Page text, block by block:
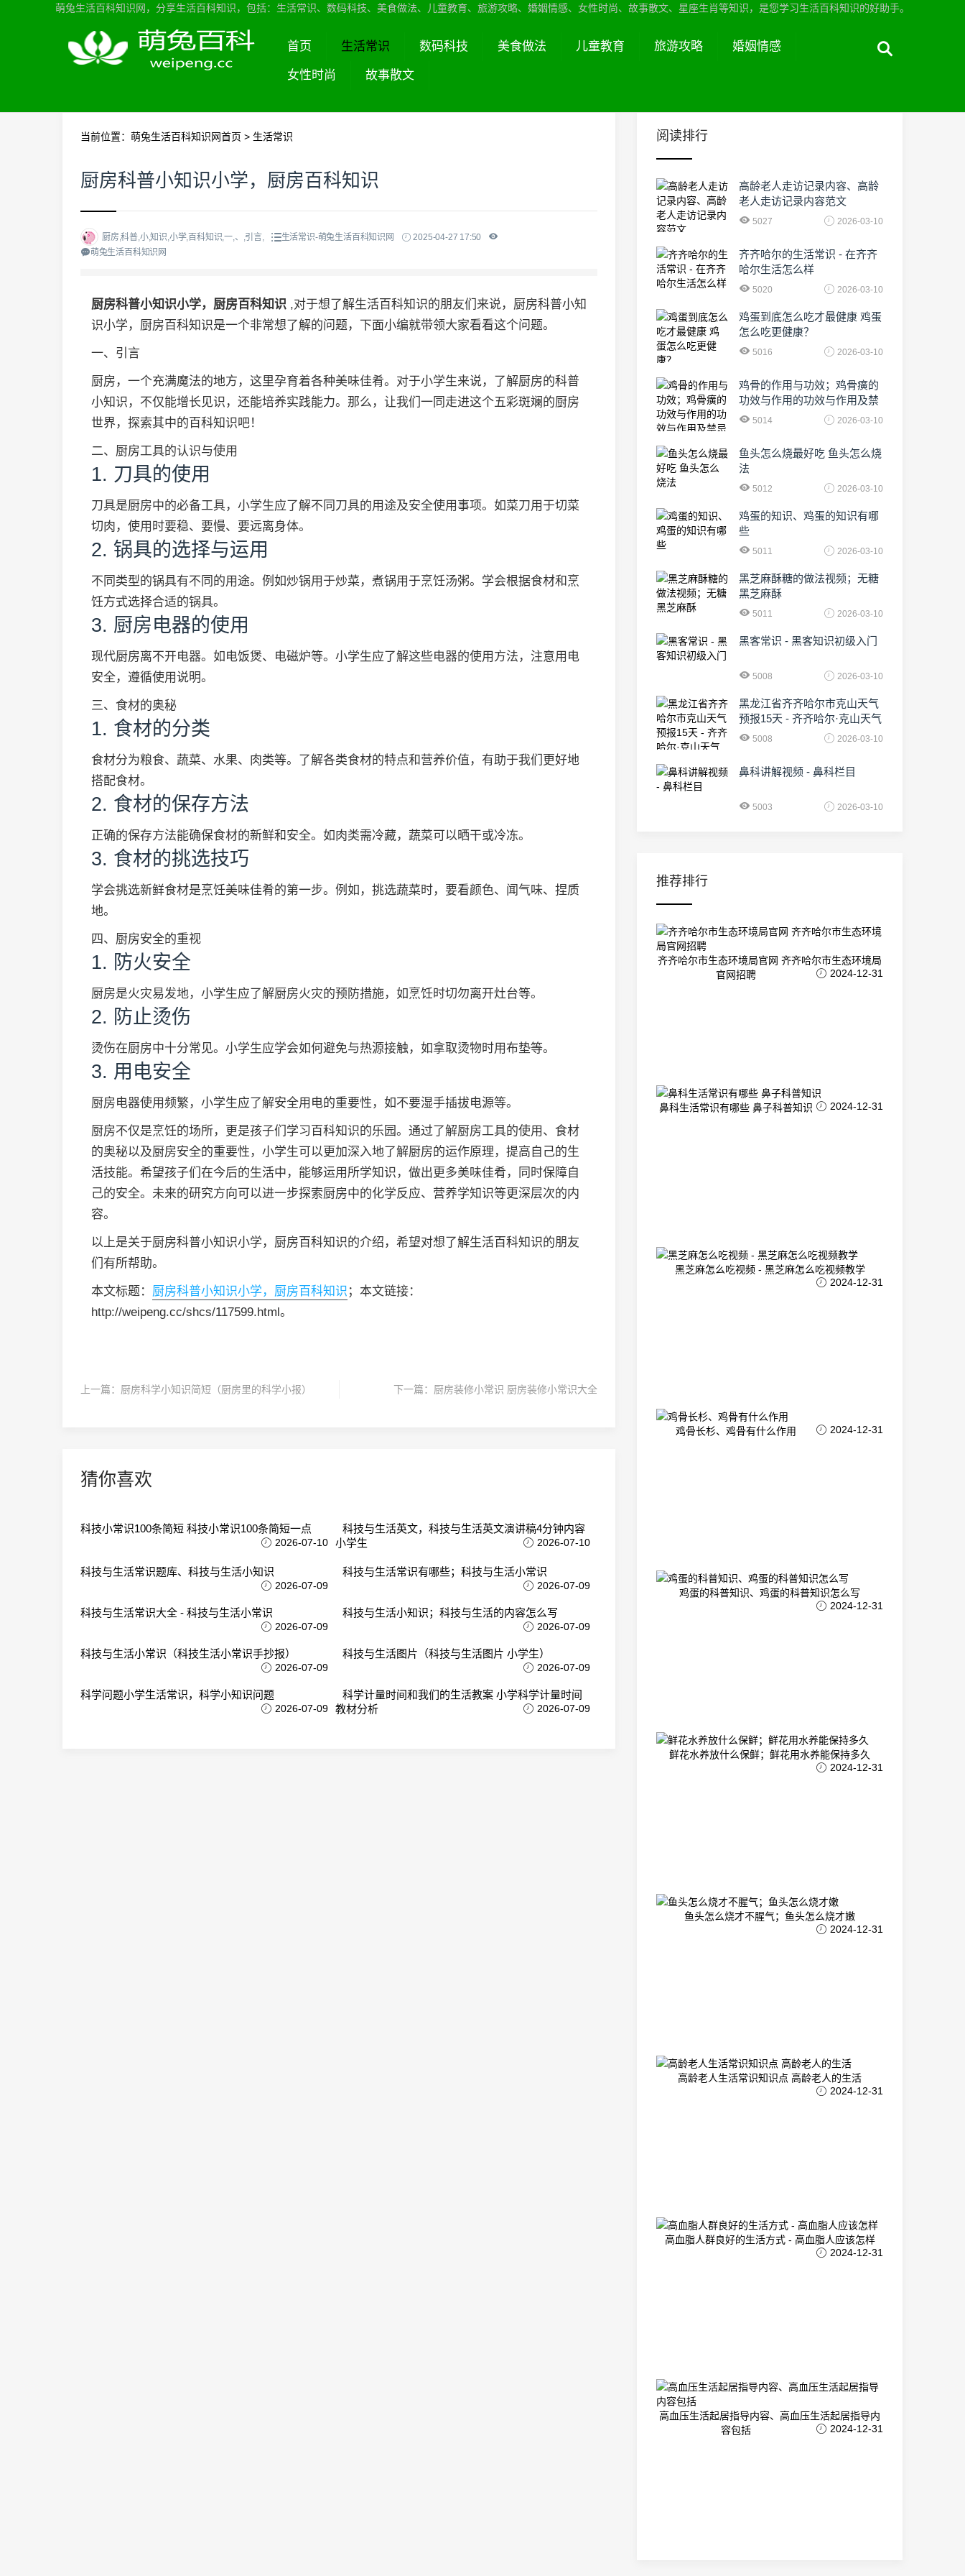
萌兔生活百科知识网，分享生活百科知识，包括：生活常识、数码科技、美食做法、儿童教育、旅游攻略、婚姻情感、女性时尚、故事散文、星座生肖等知识，是您学习生活百科知识的好助手。
首页 生活常识 数码科技 美食做法 儿童教育 旅游攻略 婚姻情感
女性时尚 故事散文
当前位置： 萌兔生活百科知识网首页 > 生活常识
厨房科普小知识小学，厨房百科知识
厨房,科普,小,知识,小学,百科知识,一,、,引言, 生活常识-萌兔生活百科知识网
2025-04-27 17:50
萌兔生活百科知识网
厨房科普小知识小学，厨房百科知识 ,对于想了解生活百科知识的朋友们来说，厨房科普小知
识小学，厨房百科知识是一个非常想了解的问题，下面小编就带领大家看看这个问题。
一、引言
厨房，一个充满魔法的地方，这里孕育着各种美味佳肴。对于小学生来说，了解厨房的科普
小知识，不仅能增长见识，还能培养实践能力。那么，让我们一同走进这个五彩斑斓的厨房
世界，探索其中的百科知识吧！
二、厨房工具的认识与使用
1. 刀具的使用
刀具是厨房中的必备工具，小学生应了解不同刀具的用途及安全使用事项。如菜刀用于切菜
切肉，使用时要稳、要慢、要远离身体。
2. 锅具的选择与运用
不同类型的锅具有不同的用途。例如炒锅用于炒菜，煮锅用于烹饪汤粥。学会根据食材和烹
饪方式选择合适的锅具。
3. 厨房电器的使用
现代厨房离不开电器。如电饭煲、电磁炉等。小学生应了解这些电器的使用方法，注意用电
安全，遵循使用说明。
三、食材的奥秘
1. 食材的分类
食材分为粮食、蔬菜、水果、肉类等。了解各类食材的特点和营养价值，有助于我们更好地
搭配食材。
2. 食材的保存方法
正确的保存方法能确保食材的新鲜和安全。如肉类需冷藏，蔬菜可以晒干或冷冻。
3. 食材的挑选技巧
学会挑选新鲜食材是烹饪美味佳肴的第一步。例如，挑选蔬菜时，要看颜色、闻气味、捏质
地。
四、厨房安全的重视
1. 防火安全
厨房是火灾易发地，小学生应了解厨房火灾的预防措施，如烹饪时切勿离开灶台等。
2. 防止烫伤
烫伤在厨房中十分常见。小学生应学会如何避免与热源接触，如拿取烫物时用布垫等。
3. 用电安全
厨房电器使用频繁，小学生应了解安全用电的重要性，如不要湿手插拔电源等。
厨房不仅是烹饪的场所，更是孩子们学习百科知识的乐园。通过了解厨房工具的使用、食材
的奥秘以及厨房安全的重要性，小学生可以更加深入地了解厨房的运作原理，提高自己的生
活技能。希望孩子们在今后的生活中，能够运用所学知识，做出更多美味佳肴，同时保障自
己的安全。未来的研究方向可以进一步探索厨房中的化学反应、营养学知识等更深层次的内
容。
以上是关于厨房科普小知识小学，厨房百科知识的介绍，希望对想了解生活百科知识的朋友
们有所帮助。
本文标题： 厨房科普小知识小学，厨房百科知识 ；本文链接：
http://weipeng.cc/shcs/117599.html。
上一篇： 厨房科学小知识简短（厨房里的科学小报） 下一篇： 厨房装修小常识 厨房装修小常识大全
猜你喜欢
科技小常识100条简短 科技小常识100条简短一点
2026-07-10
科技与生活英文，科技与生活英文演讲稿4分钟内容
小学生
2026-07-10
科技与生活常识题库、科技与生活小知识
2026-07-09
科技与生活常识有哪些；科技与生活小常识
2026-07-09
科技与生活常识大全 - 科技与生活小常识
2026-07-09
科技与生活小知识；科技与生活的内容怎么写
2026-07-09
科技与生活小常识（科技生活小常识手抄报）
2026-07-09
科技与生活图片（科技与生活图片 小学生）
2026-07-09
科学问题小学生活常识，科学小知识问题
2026-07-09
科学计量时间和我们的生活教案 小学科学计量时间
教材分析
2026-07-09
阅读排行
高龄老人走访记录内容、高龄
老人走访记录内容范文
5027 2026-03-10
齐齐哈尔的生活常识 - 在齐齐
哈尔生活怎么样
5020 2026-03-10
鸡蛋到底怎么吃才最健康 鸡蛋
怎么吃更健康？
5016 2026-03-10
鸡骨的作用与功效；鸡骨癀的
功效与作用的功效与作用及禁
忌症5014 2026-03-10
鱼头怎么烧最好吃 鱼头怎么烧
法
5012 2026-03-10
鸡蛋的知识、鸡蛋的知识有哪
些
5011 2026-03-10
黑芝麻酥糖的做法视频；无糖
黑芝麻酥
5011 2026-03-10
黑客常识 - 黑客知识初级入门
5008 2026-03-10
黑龙江省齐齐哈尔市克山天气
预报15天 - 齐齐哈尔·克山天气
5008 2026-03-10
鼻科讲解视频 - 鼻科栏目
5003 2026-03-10
推荐排行
齐齐哈尔市生态环境局官网 齐齐哈尔市生态环境局
官网招聘
2024-12-31
鼻科生活常识有哪些 鼻子科普知识 2024-12-31
黑芝麻怎么吃视频 - 黑芝麻怎么吃视频教学
2024-12-31
鸡骨长杉、鸡骨有什么作用 2024-12-31
鸡蛋的科普知识、鸡蛋的科普知识怎么写
2024-12-31
鲜花水养放什么保鲜；鲜花用水养能保持多久
2024-12-31
鱼头怎么烧才不腥气；鱼头怎么烧才嫩
2024-12-31
高龄老人生活常识知识点 高龄老人的生活
2024-12-31
高血脂人群良好的生活方式 - 高血脂人应该怎样
2024-12-31
高血压生活起居指导内容、高血压生活起居指导内
容包括
2024-12-31